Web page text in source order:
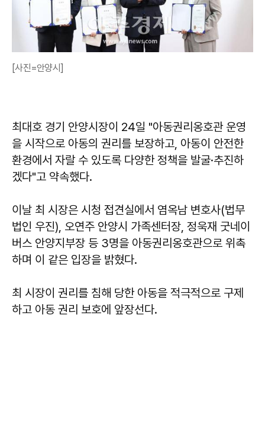
[사진=안양시]
최대호 경기 안양시장이 24일 "아동권리옹호관 운영
을 시작으로 아동의 권리를 보장하고, 아동이 안전한
환경에서 자랄 수 있도록 다양한 정책을 발굴·추진하
겠다"고 약속했다.
이날 최 시장은 시청 접견실에서 염옥남 변호사(법무
법인 우진), 오연주 안양시 가족센터장, 정욱재 굿네이
버스 안양지부장 등 3명을 아동권리옹호관으로 위촉
하며 이 같은 입장을 밝혔다.
최 시장이 권리를 침해 당한 아동을 적극적으로 구제
하고 아동 권리 보호에 앞장선다.